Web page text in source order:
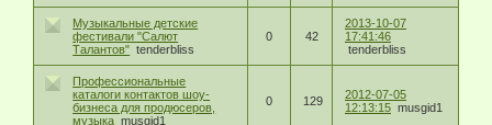
Музыкальные детские
фестивали "Салют
Талантов" tenderbliss
0 42
2013-10-07
17:41:46
tenderbliss
Профессиональные
каталоги контактов шоу-
бизнеса для продюсеров,
музыка musgid1
0 129
2012-07-05
12:13:15 musgid1